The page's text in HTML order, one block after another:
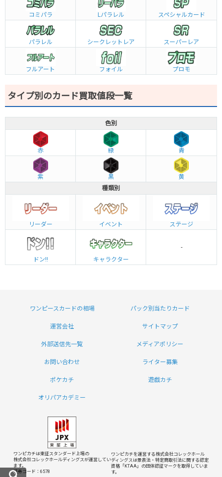
コミパラ L パラレル スペシャルカード
パラレル シークレットレア スーパーレア
フルアート フォイル プロモ
タイプ別のカード買取値段一覧
色別
赤 緑 青
紫 黒
黄
種類別
リーダー イベント ステージ
ドン!! キャラクター
-
ワンピースカードの相場 パック別当たりカード
運営会社 サイトマップ
外部送信先一覧 メディアポリシー
お問い合わせ ライター募集
ポケカチ 遊戯カチ
オリパアカデミー
ワンピカチは東証スタンダード上場の
株式会社コレックホールディングスが運営してい
ます。
証券コード：6578
ワンピカチを運営する株式会社コレックホール
ディングスは景表法・特定商取引法に関する認定
資格「KTAA」の団体認証マークを取得していま
す。